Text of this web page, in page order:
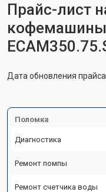
Прайс-лист
кофемашины
Дата обновления
Поломка
Диагностика
Ремонт помпы
Ремонт счетчика воды